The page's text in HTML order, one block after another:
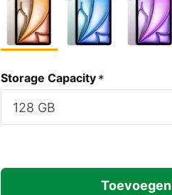
Storage Capacity
Toevoegen